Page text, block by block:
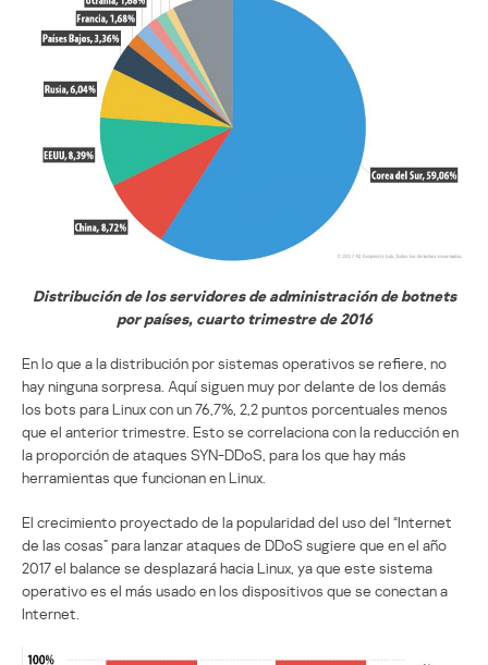
Distribución de los servidores de administración de botnets
por países, cuarto trimestre de 2016
En lo que a la distribución por sistemas operativos se refiere, no
hay ninguna sorpresa. Aquí siguen muy por delante de los demás
los bots para Linux con un 76,7%, 2,2 puntos porcentuales menos
que el anterior trimestre. Esto se correlaciona con la reducción en
la proporción de ataques SYN-DDoS, para los que hay más
herramientas que funcionan en Linux.
El crecimiento proyectado de la popularidad del uso del “Internet
de las cosas” para lanzar ataques de DDoS sugiere que en el año
2017 el balance se desplazará hacia Linux, ya que este sistema
operativo es el más usado en los dispositivos que se conectan a
Internet.